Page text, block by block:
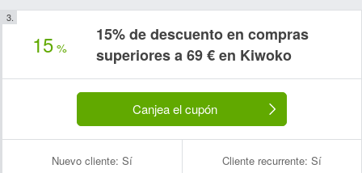
15 %
15% de descuento en compras
superiores a 69 € en Kiwoko
Canjea el cupón
Nuevo cliente: Sí Cliente recurrente: Sí